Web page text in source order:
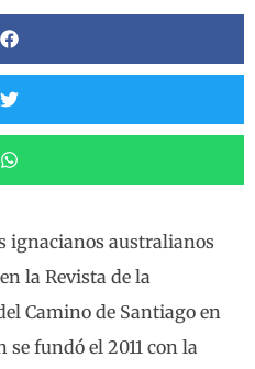
ignacianos australianos
la Revista de la
Camino de Santiago en
se fundó el 2011 con la